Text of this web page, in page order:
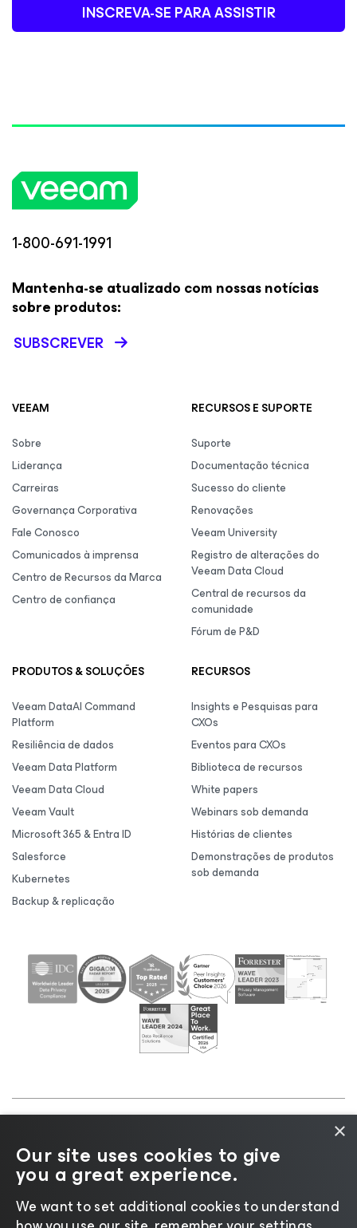
INSCREVA-SE PARA ASSISTIR
1-800-691-1991
Mantenha-se atualizado com nossas notícias
sobre produtos:
SUBSCREVER
VEEAM
Sobre
Liderança
Carreiras
Governança Corporativa
Fale Conosco
Comunicados à imprensa
Centro de Recursos da Marca
Centro de confiança
RECURSOS E SUPORTE
Suporte
Documentação técnica
Sucesso do cliente
Renovações
Veeam University
Registro de alterações do
Veeam Data Cloud
Central de recursos da
comunidade
Fórum de P&D
PRODUTOS & SOLUÇÕES
Veeam DataAI Command
Platform
Resiliência de dados
Veeam Data Platform
Veeam Data Cloud
Veeam Vault
Microsoft 365 & Entra ID
Salesforce
Kubernetes
Backup & replicação
RECURSOS
Insights e Pesquisas para
CXOs
Eventos para CXOs
Biblioteca de recursos
White papers
Webinars sob demanda
Histórias de clientes
Demonstrações de produtos
sob demanda
|
Aviso de Cookies|Jurídico|Política de
licenciamento |Recursos para Fornecedores
×
Our site uses cookies to give
you a great experience.
We want to set additional cookies to understand